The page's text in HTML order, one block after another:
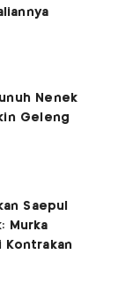
Nenek
Geleng
Saepul
Murka
Kontrakan